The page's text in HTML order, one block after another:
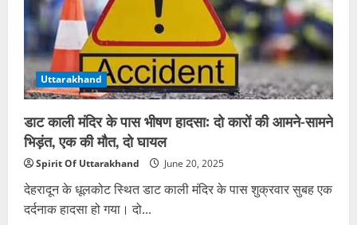
उससे
अधिक
आयु
के
पेंशनरों
को
मिलेगा
50%
लंबित
एरियर,
जून
में
होगा
भुगतान
Uttarakhand
डाट काली मंदिर के पास भीषण हादसा: दो कारों की आमने-सामने
भिड़ंत, एक की मौत, दो घायल
Spirit Of Uttarakhand June 20, 2025
देहरादून के धूलकोट स्थित डाट काली मंदिर के पास शुक्रवार सुबह एक
दर्दनाक हादसा हो गया। दो...